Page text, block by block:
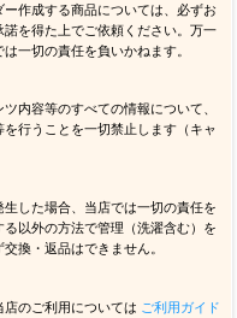
作成する商品については、必ずお
を得た上でご依頼ください。万一
一切の責任を負いかねます。
内容等のすべての情報について、
行うことを一切禁止します（キャ
した場合、当店では一切の責任を
以外の方法で管理（洗濯含む）を
換・返品はできません。
のご利用については ご利用ガイド